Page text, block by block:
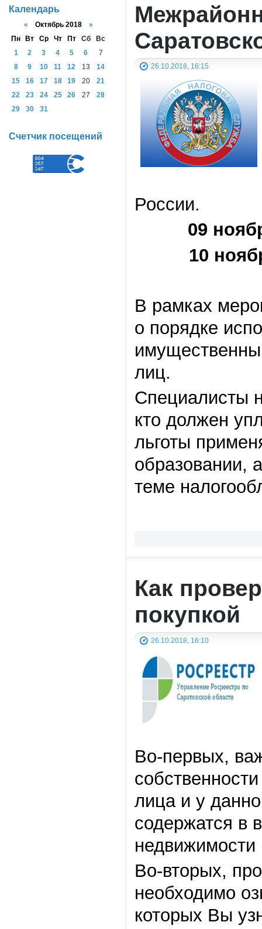
26.10.2018, 16:15
России.
09
10
В рамках
о порядке
лиц.
Специалисты
кто должен
льготы
образовании,
теме
Как
покупкой
26.10.2018, 16:10
Во-первых,
лица и у
содержатся в
Во-вторых,
необходимо
которых Вы
Календарь
« Октябрь 2018 »
Пн
Вт Ср Чт Пт Сб
Вс
1
2 3 4 5 6
7
8
9 10 11 12 13
14
15
16 17 18 19 20
21
22
23 24 25 26 27
28
29
30 31
Счетчик посещений